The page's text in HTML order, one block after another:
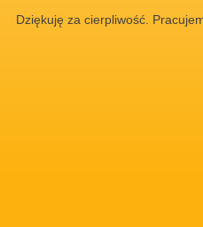
Dziękuję za cierpliwość.